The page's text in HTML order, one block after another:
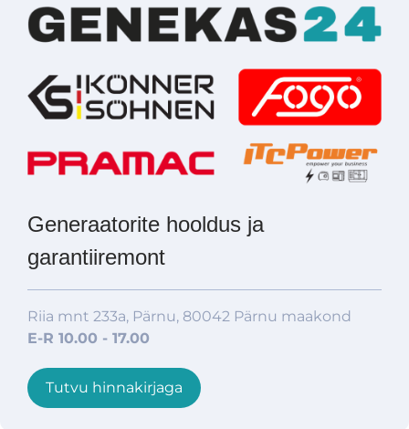
Generaatorite hooldus ja
garantiiremont
Riia mnt 233a, Pärnu, 80042 Pärnu maakond
E-R 10.00 - 17.00
Tutvu hinnakirjaga